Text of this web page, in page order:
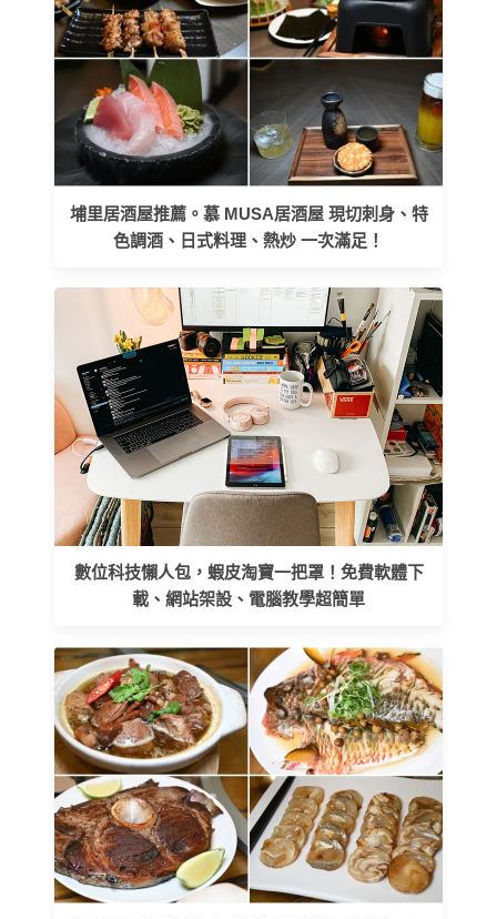
埔里居酒屋推薦。慕 MUSA居酒屋 現切刺身、特
色調酒、日式料理、熱炒 一次滿足！
數位科技懶人包，蝦皮淘寶一把罩！免費軟體下
載、網站架設、電腦教學超簡單